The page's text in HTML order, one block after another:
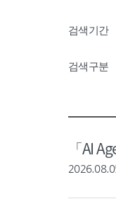
검색기간
검색구분
「AI